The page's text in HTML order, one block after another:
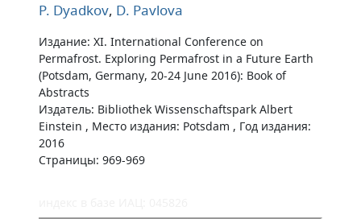
P. Dyadkov, D. Pavlova
Издание: XI. International Conference on
Permafrost. Exploring Permafrost in a Future Earth
(Potsdam, Germany, 20-24 June 2016): Book of
Abstracts
Издатель: Bibliothek Wissenschaftspark Albert
Einstein , Место издания: Potsdam , Год издания:
2016
Страницы: 969-969